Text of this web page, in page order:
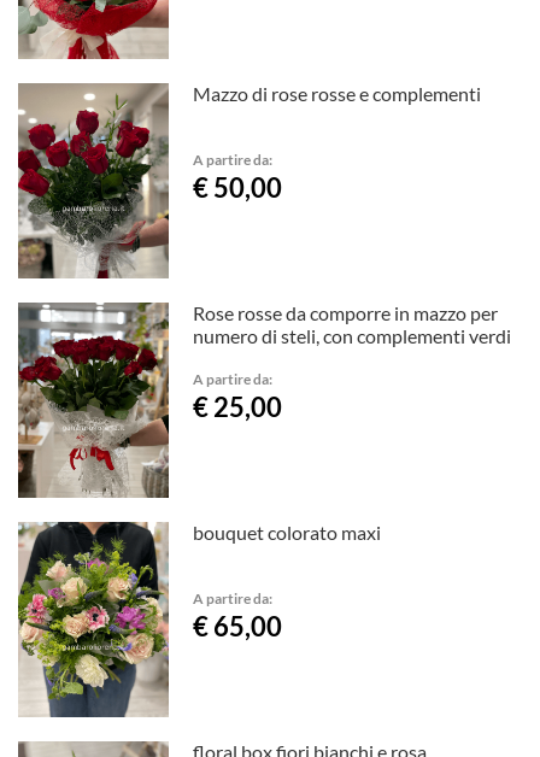
Mazzo di rose rosse e complementi
A partire da:
€ 50,00
Rose rosse da comporre in mazzo per
numero di steli, con complementi verdi
A partire da:
€ 25,00
bouquet colorato maxi
A partire da:
€ 65,00
floral box fiori bianchi e rosa